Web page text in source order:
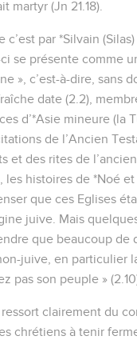
martyr (Jn 21.18).
c’est par *Silvain
se présente comme
», c’est-à-dire, sans
date (2.2),
d’*Asie mineure (la
de l’Ancien
et des rites de
les histoires de *Noé et
que ces Eglises
juive. Mais
que beaucoup de
juive, en particulier
pas son peuple »
clairement du
chrétiens à tenir